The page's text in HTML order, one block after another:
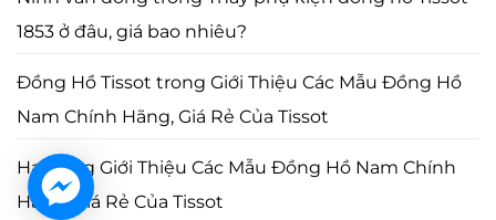
1853 ở đâu, giá bao nhiêu?
Đồng Hồ Tissot trong Giới Thiệu Các Mẫu Đồng Hồ
Nam Chính Hãng, Giá Rẻ Của Tissot
Ha trong Giới Thiệu Các Mẫu Đồng Hồ Nam Chính
Hãng, Giá Rẻ Của Tissot